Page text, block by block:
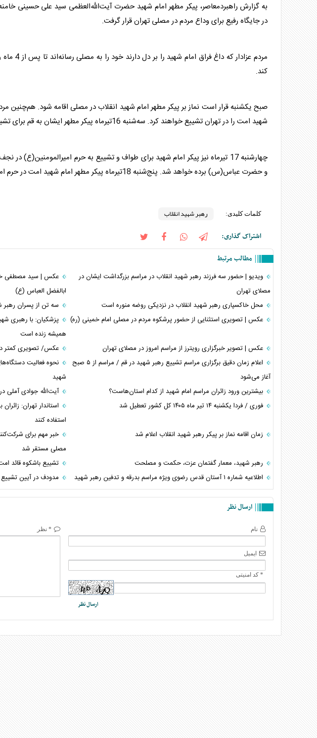
به گزارش راهبردمعاصر، پیکر مطهر امام شهید حضرت آیت‌الله‌العظمی سید علی حسینی
در جایگاه رفیع برای وداع مردم در مصلی تهران قرار گرفت.
مردم
کند.
شهید امت را در تهران تشییع خواهند کرد. سه‌شنبه 16تیرماه پیکر مطهر ایشان به قم برای تشییع و اقامه نماز خواهد رفت.
چهارشنبه 17 تیرماه نیز پیکر امام شهید برای طواف و تشییع به حرم
و حضرت عباس(س) برده خواهد شد. پنج‌شنبه 18تیرماه پیکر مطهر امام شهید امت در حرم امام رضا(ع) تدفین خواهد شد./تسنیم
کلمات کلیدی: رهبر شهید انقلاب
اشتراک گذاری:
مطالب مرتبط
ویدیو | حضور سه فرزند رهبر شهید انقلاب در مراسم بزرگداشت ایشان در
مصلای تهران
عکس | سید مصطفی
ابالفضل العباس (ع)
محل خاکسپاری رهبر شهید انقلاب در نزدیکی روضه منوره است
سه تن از پسران
عکس | تصویری استثنایی از حضور پرشکوه مردم در مصلی امام خمینی (ره)
پزشکیان: با رهبری
همیشه زنده است
عکس | تصویر خبرگزاری رویترز از مراسم امروز در مصلای تهران
عکس/ تصویری کمتر
اعلام زمان دقیق برگزاری مراسم تشییع رهبر شهید در قم / مراسم از ۵ صبح
آغاز می‌شود
نحوه فعالیت
شهید
بیشترین ورود زائران مراسم امام شهید از کدام استان‌هاست؟
آیت‌الله جوادی آملی
فوری / فردا یکشنبه ۱۴ تیر ماه ۱۴۰۵ کل کشور تعطیل شد
استاندار تهران:
استفاده کنند
زمان اقامه نماز بر پیکر رهبر شهید انقلاب اعلام شد
مصلی مستقر شد
رهبر شهید، معمار گفتمان عزت، حکمت و مصلحت
تشییع باشکوه قائد
اطلاعیه شماره ۱ آستان قدس رضوی ویژه مراسم بدرقه و تدفین رهبر شهید
مدودف در آیین
ارسال نظر
نام
ایمیل
* کد امنیتی
* نظر